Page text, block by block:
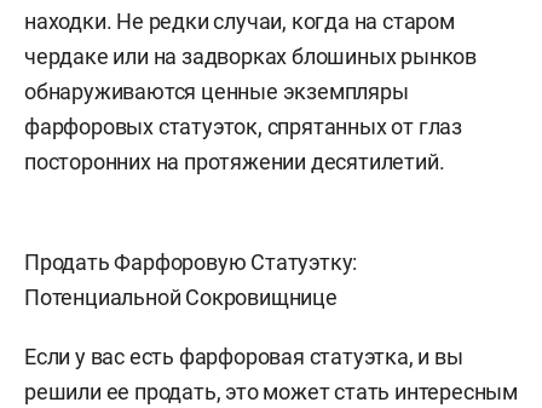
находки. Не редки случаи, когда на старом
чердаке или на задворках блошиных рынков
обнаруживаются ценные экземпляры
фарфоровых статуэток, спрятанных от глаз
посторонних на протяжении десятилетий.
Продать Фарфоровую Статуэтку:
Потенциальной Сокровищнице
Если у вас есть фарфоровая статуэтка, и вы
решили ее продать, это может стать интересным